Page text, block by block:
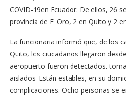
COVID-19en Ecuador. De ellos, 26
provincia de El Oro, 2 en Quito y 2
La funcionaria informó que, de los
Quito, los ciudadanos llegaron desde
aeropuerto fueron detectados,
aislados. Están estables, en su
complicaciones. Ocho personas se